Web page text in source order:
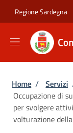
Regione Sardegna
Briciole
Home / Servizi
Occupazione di
per svolgere
volturazione